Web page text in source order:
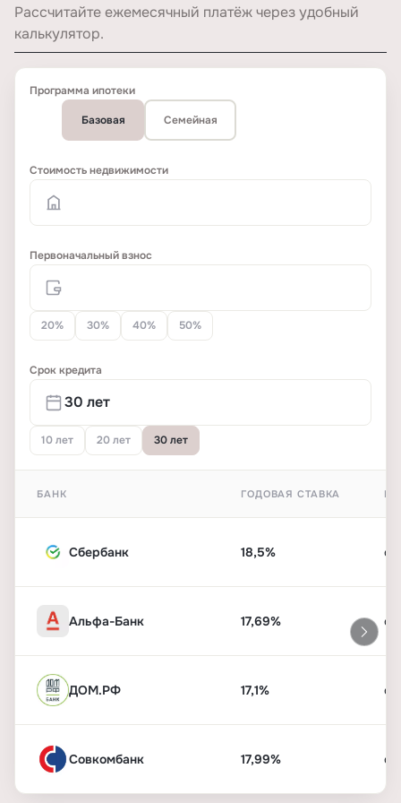
Рассчитайте ежемесячный платёж через удобный
калькулятор.
Программа ипотеки
Базовая Семейная
Стоимость недвижимости
Первоначальный взнос
20% 30% 40% 50%
Срок кредита
10 лет 20 лет 30 лет
БАНК ГОДОВАЯ СТАВКА
Сбербанк 18,5%
Альфа-Банк 17,69%
ДОМ.РФ 17,1%
Совкомбанк 17,99%